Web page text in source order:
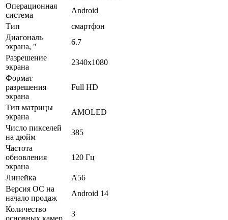
Операционная
система
Android
Тип
смартфон
Диагональ
экрана, "
6.7
Разрешение
экрана
2340x1080
Формат
разрешения
экрана
Full HD
Тип матрицы
экрана
AMOLED
Число пикселей
на дюйм
385
Частота
обновления
экрана
120 Гц
Линейка
A56
Версия ОС на
начало продаж
Android 14
Количество
3